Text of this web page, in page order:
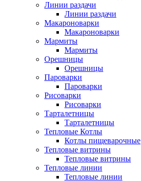
Линии раздачи
Линии раздачи
Макароноварки
Макароноварки
Мармиты
Мармиты
Орешницы
Орешницы
Пароварки
Пароварки
Рисоварки
Рисоварки
Тарталетницы
Тарталетницы
Тепловые Котлы
Котлы пищеварочные
Тепловые витрины
Тепловые витрины
Тепловые линии
Тепловые линии